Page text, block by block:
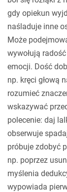
gdy opiekun
naśladuje inne
Może
wywołują
emocji. Dość
np. kręci głową
rozumieć
wskazywać
polecenie: daj
obserwuje
próbuje zdobyć
np. poprzez
myślenia
wypowiada